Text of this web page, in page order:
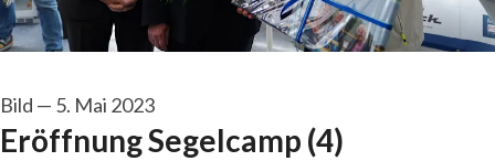
Bild — 5. Mai 2023
Eröffnung Segelcamp (4)